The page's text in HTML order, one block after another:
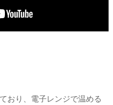
おり、電子レンジで温める